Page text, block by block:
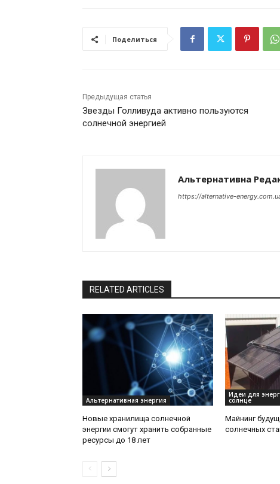
Поделиться
Предыдущая статья
Звезды Голливуда активно пользуются
солнечной энергией
Альтернативна
https://alternative-
RELATED ARTICLES
Альтернативная энергия
Новые хранилища солнечной
энергии смогут хранить собранные
ресурсы до 18 лет
Идеи для
солнце
Майнинг
солнечных